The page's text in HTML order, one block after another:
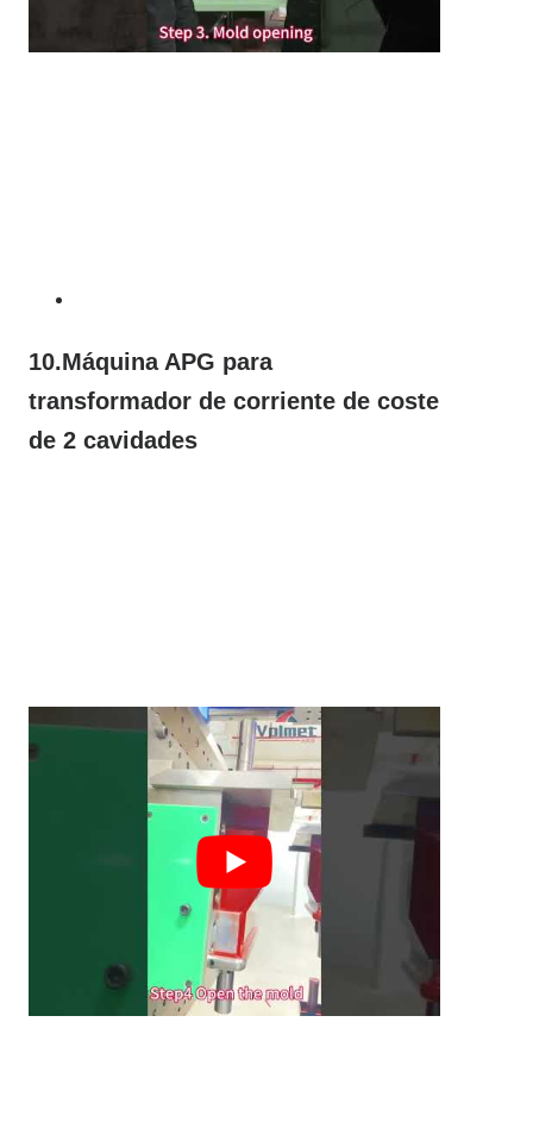
10.Máquina APG para
transformador de corriente de coste
de 2 cavidades